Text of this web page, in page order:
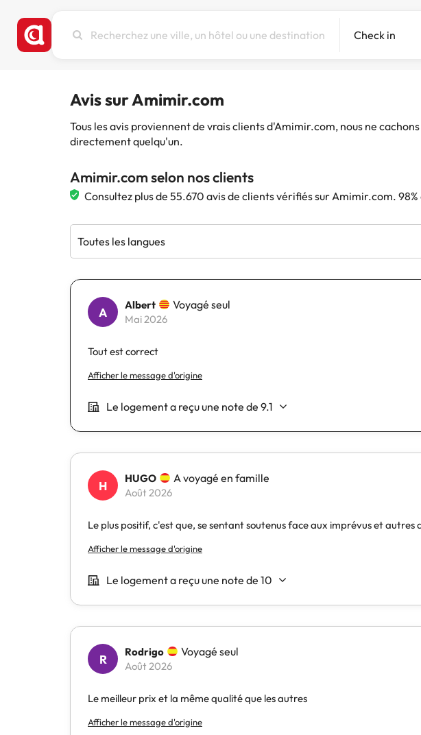
une
ou
destination
Check in
Avis sur Amimir.com
Tous les avis proviennent de vrais clients d'Amimir.com, nous ne
directement quelqu'un.
Amimir.com selon nos clients
Consultez plus de 55.670 avis de clients vérifiés sur Amimir.com.